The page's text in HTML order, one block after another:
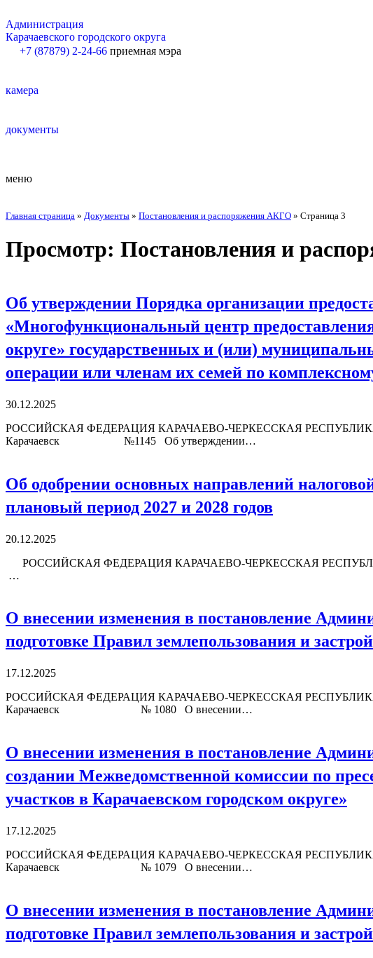
Администрация
Карачаевского городского округа
+7 (87879) 2-24-66 приемная мэра
камера
документы
меню
Главная страница » Документы » Постановления и распоряжения АКГО » Страница 3
Просмотр: Постановления и
Об утверждении Порядка организации
«Многофункциональный центр
округе» государственных и (или)
операции или членам их семей по
30.12.2025
РОССИЙСКАЯ ФЕДЕРАЦИЯ КАРАЧАЕВО-ЧЕРКЕССКАЯ
Карачаевск №1145 Об утверждении…
Об одобрении основных направлений
плановый период 2027 и 2028 годов
20.12.2025
РОССИЙСКАЯ ФЕДЕРАЦИЯ КАРАЧАЕВО-ЧЕРКЕССКАЯ
…
О внесении изменения в постановление
подготовке Правил землепользования и
17.12.2025
РОССИЙСКАЯ ФЕДЕРАЦИЯ КАРАЧАЕВО-ЧЕРКЕССКАЯ
Карачаевск № 1080 О внесении…
О внесении изменения в постановление
создании Межведомственной комиссии по
участков в Карачаевском городском округе»
17.12.2025
РОССИЙСКАЯ ФЕДЕРАЦИЯ КАРАЧАЕВО-ЧЕРКЕССКАЯ
Карачаевск № 1079 О внесении…
О внесении изменения в постановление
подготовке Правил землепользования и